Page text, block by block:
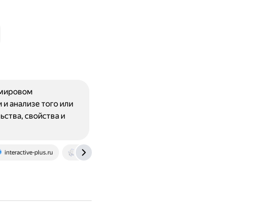
interactive-plus.ru new-disser.ru
анализе того или
свойства и